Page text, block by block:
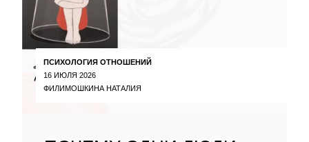
ПСИХОЛОГИЯ ОТНОШЕНИЙ
16 ИЮЛЯ 2026
ФИЛИМОШКИНА НАТАЛИЯ